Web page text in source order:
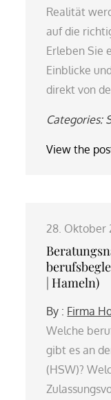
Realität
auf die
Erleben Sie
Einblicke
direkt von
Categories:
View the
28. Oktober
| Hameln)
By : Firma
Welche
gibt es an
(HSW)?